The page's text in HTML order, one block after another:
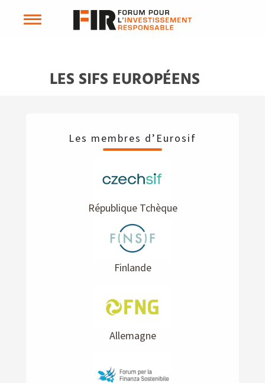
LES SIFS EUROPÉENS
Les membres d’Eurosif
République Tchèque
Finlande
Allemagne